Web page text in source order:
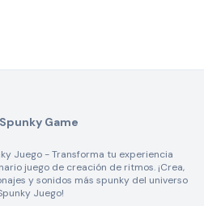
Spunky Game
Juego - Transforma tu experiencia
juego de creación de ritmos. ¡Crea,
y sonidos más spunky del universo
Juego!